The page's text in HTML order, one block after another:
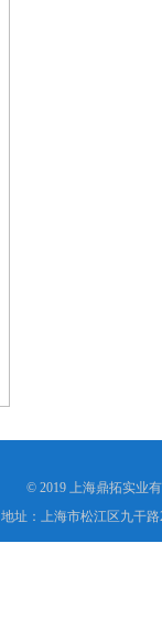
© 2019 上海鼎拓实业
地址：上海市松江区九干路